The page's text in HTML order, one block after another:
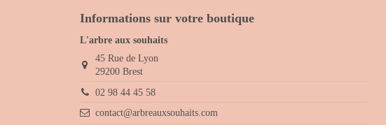
Informations sur votre boutique
L'arbre aux souhaits
45 Rue de Lyon
29200 Brest
02 98 44 45 58
contact@arbreauxsouhaits.com